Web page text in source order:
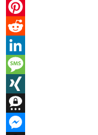
WhatsApp
Pinterest
Reddit
LinkedIn
Message
XING
Threema